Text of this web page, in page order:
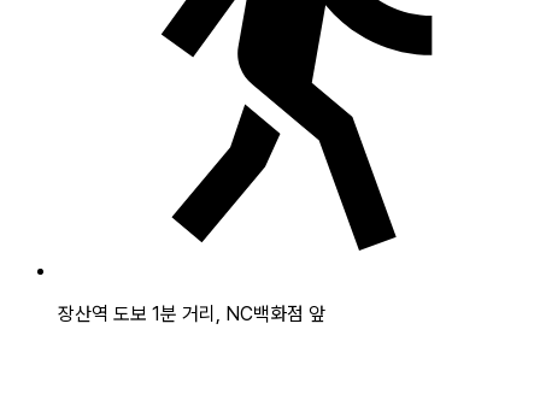
장산역 도보 1분 거리, NC백화점 앞